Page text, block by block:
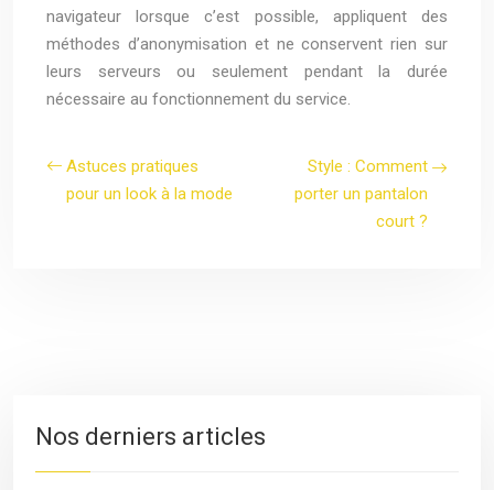
navigateur lorsque c’est possible, appliquent des
méthodes d’anonymisation et ne conservent rien sur
leurs serveurs ou seulement pendant la durée
nécessaire au fonctionnement du service.
Astuces pratiques
pour un look à la mode
Style : Comment
porter un pantalon
court ?
Nos derniers articles